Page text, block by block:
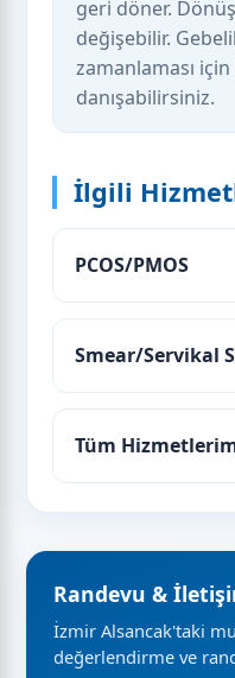
geri döner.
değişebilir.
zamanlaması
danışabilirsiniz.
İlgili
PCOS/PMOS
Smear/Servikal
Tüm
Randevu &
İzmir Alsancak'taki
değerlendirme ve